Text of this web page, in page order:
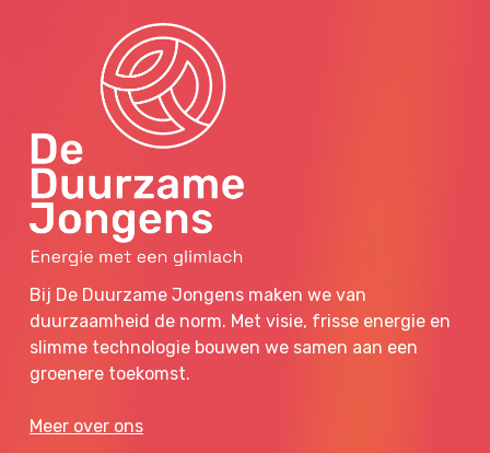
Bij De Duurzame Jongens maken we van
duurzaamheid de norm. Met visie, frisse energie en
slimme technologie bouwen we samen aan een
groenere toekomst.
Meer over ons